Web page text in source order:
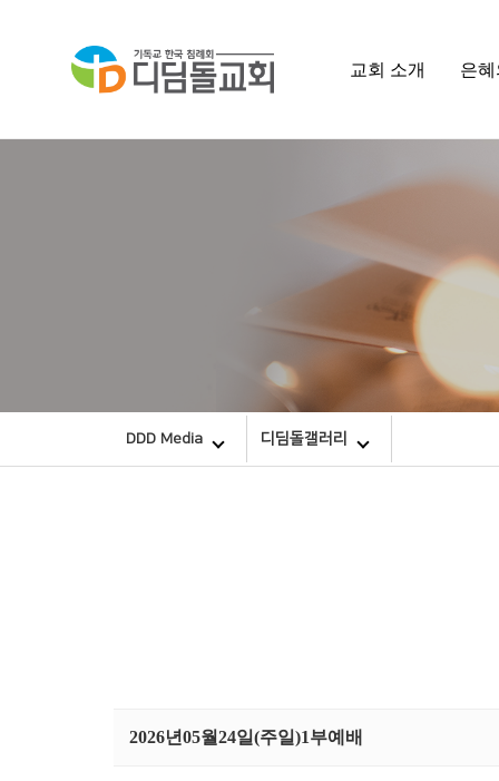
교회 소개 은
DDD Media 디딤돌갤러리
2026년05월24일(주일)1부예배